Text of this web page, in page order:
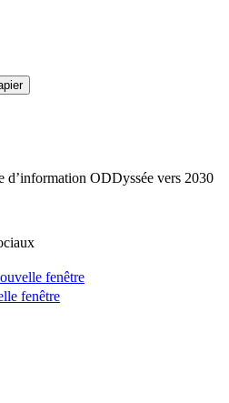
d’information ODDyssée vers 2030
fenêtre
fenêtre